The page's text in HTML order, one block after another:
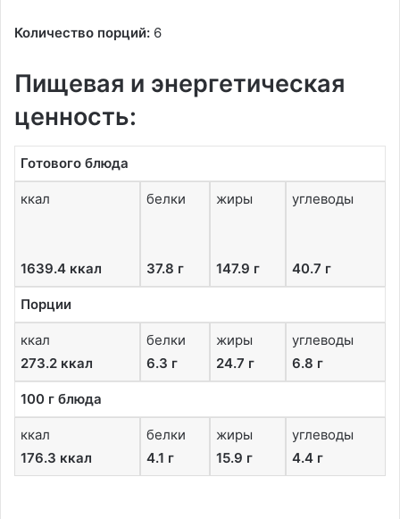
Количество порций: 6
Пищевая и энергетическая
ценность:
Готового блюда
ккал
1639.4 ккал
белки
37.8 г
жиры
147.9 г
углеводы
40.7 г
Порции
ккал
273.2 ккал
белки
6.3 г
жиры
24.7 г
углеводы
6.8 г
100 г блюда
ккал
176.3 ккал
белки
4.1 г
жиры
15.9 г
углеводы
4.4 г